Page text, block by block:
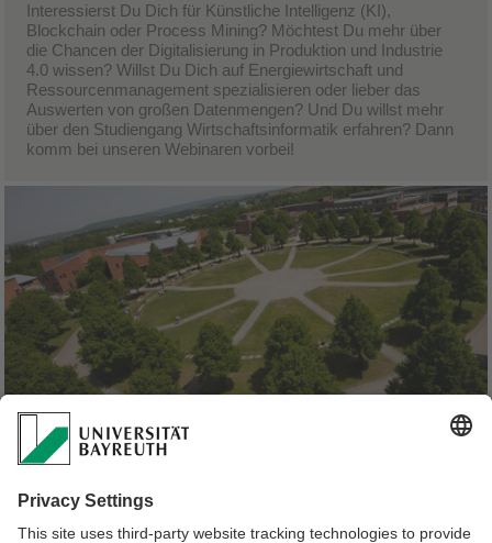
Interessierst Du Dich für Künstliche Intelligenz (KI),
Blockchain oder Process Mining? Möchtest Du mehr über
die Chancen der Digitalisierung in Produktion und Industrie
4.0 wissen? Willst Du Dich auf Energiewirtschaft und
Ressourcenmanagement spezialisieren oder lieber das
Auswerten von großen Datenmengen? Und Du willst mehr
über den Studiengang Wirtschaftsinformatik erfahren? Dann
komm bei unseren Webinaren vorbei!
Warum Bayreuth?
Seit Jahren wird die Universität Bayreuth vom CHE-
Studierenden ausgezeichnet. Im Bachelorstudiengang